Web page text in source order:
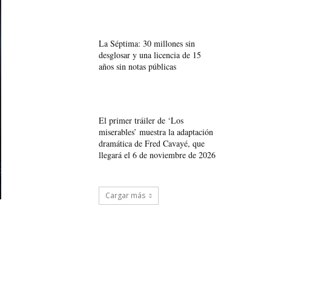
La Séptima: 30 millones sin
desglosar y una licencia de 15
años sin notas públicas
El primer tráiler de ‘Los
miserables’ muestra la adaptación
dramática de Fred Cavayé, que
llegará el 6 de noviembre de 2026
Cargar más